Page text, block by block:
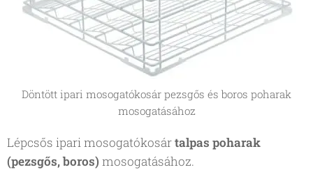
Döntött ipari mosogatókosár pezsgős és boros poharak
mosogatásához
Lépcsős ipari mosogatókosártalpas poharak
(pezsgős, boros) mosogatásához.